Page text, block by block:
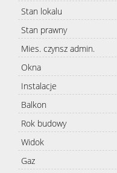
Stan lokalu
Stan prawny
Mies. czynsz admin.
Okna
Instalacje
Balkon
Rok budowy
Widok
Gaz